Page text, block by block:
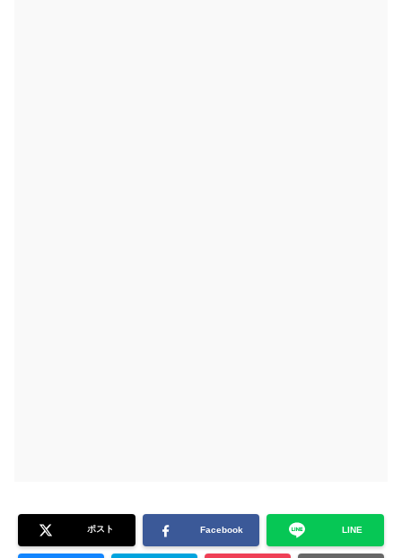
ポスト Facebook LINE